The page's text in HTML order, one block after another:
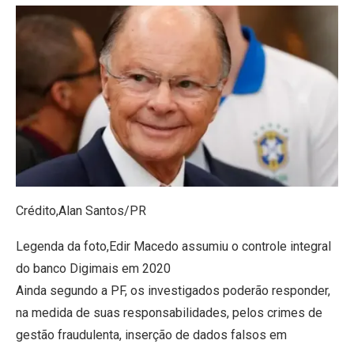
Crédito,Alan Santos/PR
Legenda da foto,Edir Macedo assumiu o controle integral
do banco Digimais em 2020
Ainda segundo a PF, os investigados poderão responder,
na medida de suas responsabilidades, pelos crimes de
gestão fraudulenta, inserção de dados falsos em